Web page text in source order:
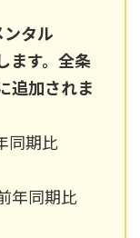
タル
ます。全条
追加されま
同期比
年同期比